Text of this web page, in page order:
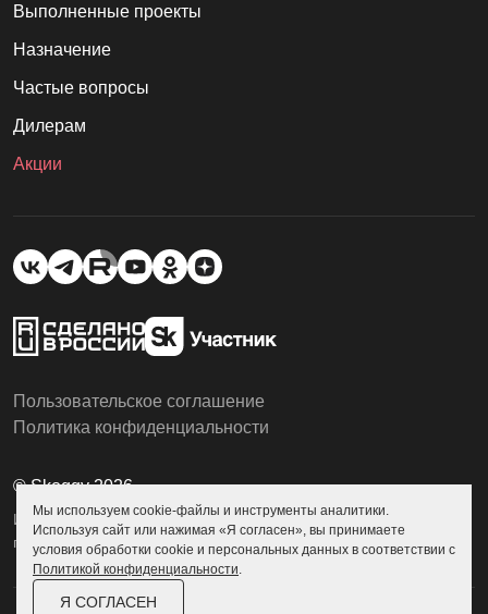
Выполненные проекты
Назначение
Частые вопросы
Дилерам
Акции
© Skoggy 2026
Информация на сайте не является
публичной офертой
Пользовательское соглашение
Политика конфиденциальности
Мы используем cookie-файлы и инструменты аналитики.
Используя сайт или нажимая «Я согласен», вы принимаете
условия обработки cookie и персональных данных в соответствии с
Политикой конфиденциальности.
Я СОГЛАСЕН